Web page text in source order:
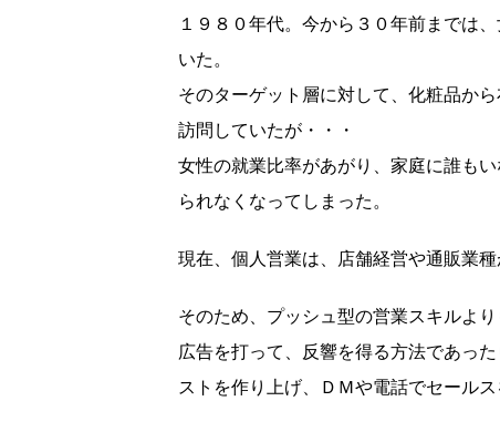
１９８０年代。今から３０年前までは
いた。
そのターゲット層に対して、化粧品か
訪問していたが・・・
女性の就業比率があがり、家庭に誰も
られなくなってしまった。
現在、個人営業は、店舗経営や通販業種
そのため、プッシュ型の営業スキルよ
広告を打って、反響を得る方法であっ
ストを作り上げ、ＤＭや電話でセールス